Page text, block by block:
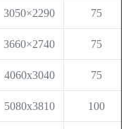
3050×2290 75
3660×2740 75
4060x3040 75
5080x3810 100